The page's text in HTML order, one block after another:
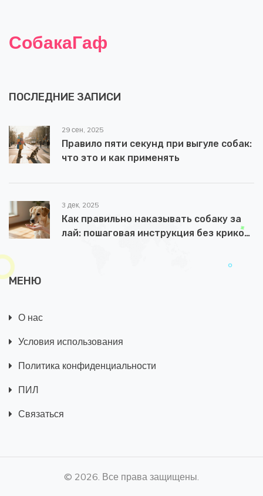
СобакаГаф
ПОСЛЕДНИЕ ЗАПИСИ
29 сен, 2025
Правило пяти секунд при выгуле собак:
что это и как применять
3 дек, 2025
Как правильно наказывать собаку за
лай: пошаговая инструкция без криков
МЕНЮ
О нас
Условия использования
Политика конфиденциальности
ПИЛ
Связаться
© 2026. Все права защищены.